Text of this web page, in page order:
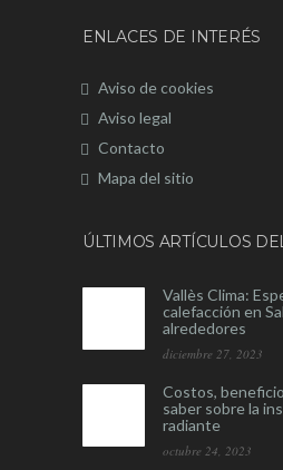
ENLACES DE INTERÉS
Aviso de cookies
Aviso legal
Contacto
Mapa del sitio
ÚLTIMOS ARTÍCULOS
Vallès Clima:
calefacción en
alrededores
diciembre 27, 2023
Costos,
saber sobre la
radiante
octubre 24, 2023